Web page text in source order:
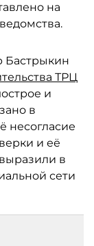
на
Бастрыкин
ТРЦ
и
в
несогласие
и её
в
сети